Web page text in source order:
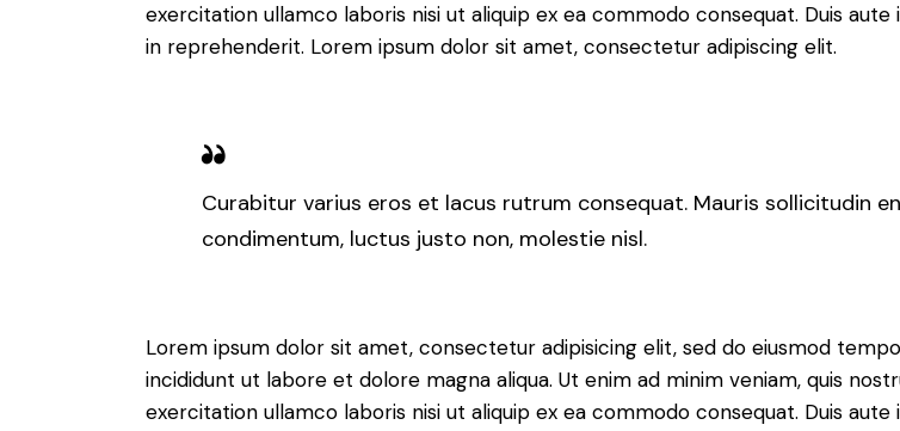
exercitation ullamco laboris nisi ut aliquip ex ea commodo consequat. Duis aute
in reprehenderit. Lorem ipsum dolor sit amet, consectetur adipiscing elit.
Curabitur varius eros et lacus rutrum consequat. Mauris sollicitudin
condimentum, luctus justo non, molestie nisl.
Lorem ipsum dolor sit amet, consectetur adipisicing elit, sed do eiusmod
incididunt ut labore et dolore magna aliqua. Ut enim ad minim veniam, quis
exercitation ullamco laboris nisi ut aliquip ex ea commodo consequat. Duis aute